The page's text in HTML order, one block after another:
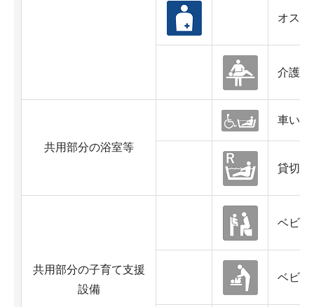
オス
介護ベ
共用部分の浴室等
車いす
貸切用
共用部分の子育て支援
設備
ベビー
ベビー